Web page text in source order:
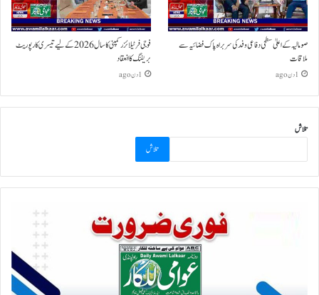
صومالیہ کے اعلیٰ سطحی دفاعی وفد کی سربراہ پاک فضائیہ سے
ملاقات
1 دن ago
فوجی فرٹیلائزر کمپنی کا سال 2026 کے لیے تیسری کارپوریٹ
بریفنگ کا انعقاد
1 دن ago
تلاش
تلاش